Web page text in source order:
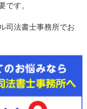
です。
司法書士事務所でお